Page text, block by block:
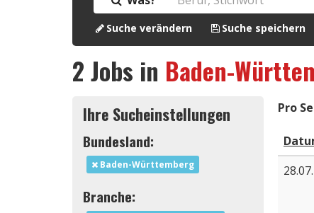
Suche verändern Suche speichern
2Jobs in Baden-
Ihre Sucheinstellungen
Bundesland:
Baden-Württemberg
Branche:
Pro